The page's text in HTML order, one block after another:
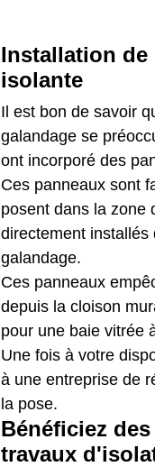
Installation de
isolante
Il est bon de savoir
galandage se
ont incorporé des
Ces panneaux sont
posent dans la zone
directement
galandage.
Ces panneaux
depuis la cloison
pour une baie vitrée
Une fois à votre
à une entreprise de
la pose.
Bénéficiez
travaux